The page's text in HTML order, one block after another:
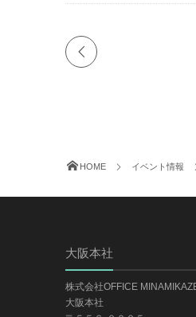
HOME イベント情報
大阪本社
株式会社OFFICE
大阪本社